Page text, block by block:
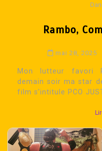
Rambo,
mai 28, 2025
Mon lutteur favori
demain soir ma star
film s’intitule PCO